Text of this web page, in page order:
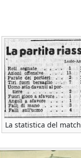
La statistica del match